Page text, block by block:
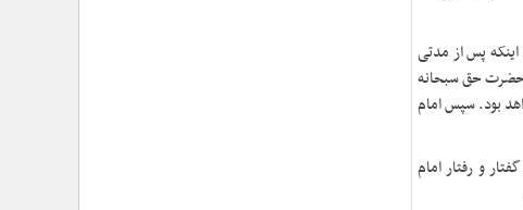
پس از مدتی
حضرت حق سبحانه
بود. سپس امام
و رفتار امام